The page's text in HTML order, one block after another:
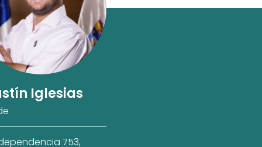
Iglesias
753,